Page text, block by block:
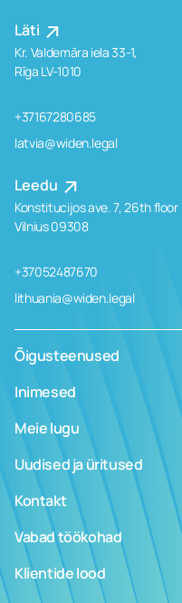
Läti
Kr. Valdemāra iela 33-1,
Rīga LV-1010
+37167280685
latvia@widen.legal
Leedu
Konstitucijos ave. 7, 26th floor
Vilnius 09308
+37052487670
lithuania@widen.legal
Õigusteenused
Inimesed
Meie lugu
Uudised ja üritused
Kontakt
Vabad töökohad
Klientide lood